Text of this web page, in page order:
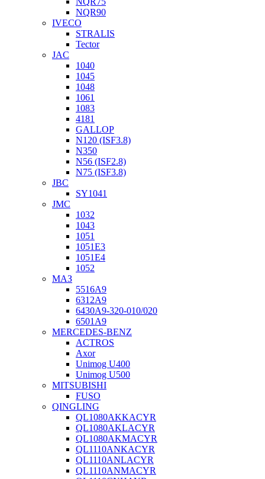
NQR90
IVECO
STRALIS
Tector
JAC
1040
1045
1048
1061
1083
4181
GALLOP
N120 (ISF3.8)
N350
N56 (ISF2.8)
N75 (ISF3.8)
JBC
SY1041
JMC
1032
1043
1051
1051Е3
1051Е4
1052
МАЗ
5516А9
6312А9
6430А9-320-010/020
6501А9
MERCEDES-BENZ
ACTROS
Axor
Unimog U400
Unimog U500
MITSUBISHI
FUSO
QINGLING
QL1080AKKACYR
QL1080AKLACYR
QL1080AKMACYR
QL1110ANKACYR
QL1110ANLACYR
QL1110ANMACYR